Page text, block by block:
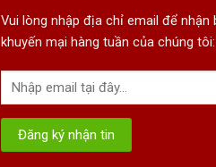
Vui lòng nhập địa chỉ email để nhận
khuyến mại hàng tuần của chúng tôi: